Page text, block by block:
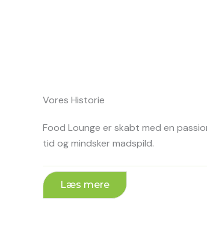
Vores Historie
Food Lounge er skabt med en
tid og mindsker madspild.
Læs mere